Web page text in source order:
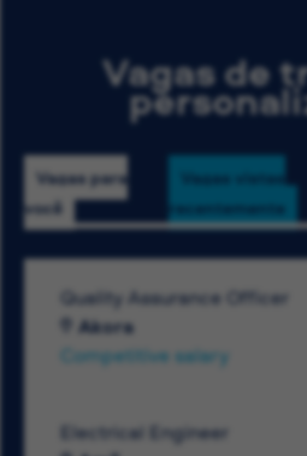
Vagas de
Vagas para
você
Vagas vistas
recentemente
Quality Assurance Officer
Akora
Competitive salary
Electrical Engineer